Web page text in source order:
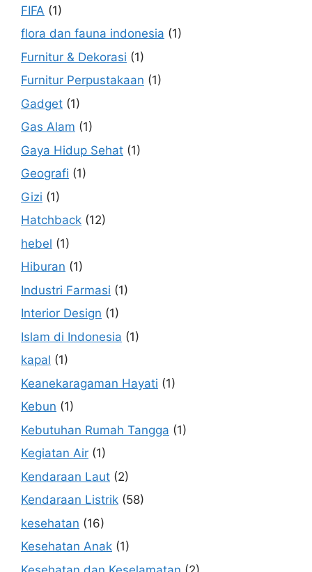
FIFA (1)
flora dan fauna indonesia (1)
Furnitur & Dekorasi (1)
Furnitur Perpustakaan (1)
Gadget (1)
Gas Alam (1)
Gaya Hidup Sehat (1)
Geografi (1)
Gizi (1)
Hatchback (12)
hebel (1)
Hiburan (1)
Industri Farmasi (1)
Interior Design (1)
Islam di Indonesia (1)
kapal (1)
Keanekaragaman Hayati (1)
Kebun (1)
Kebutuhan Rumah Tangga (1)
Kegiatan Air (1)
Kendaraan Laut (2)
Kendaraan Listrik (58)
kesehatan (16)
Kesehatan Anak (1)